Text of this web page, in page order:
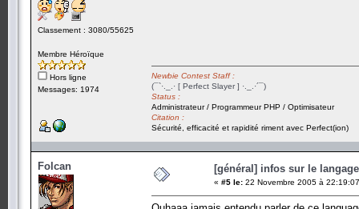
Classement : 3080/55625
Membre Héroïque
Hors ligne
Messages: 1974
Newbie Contest Staff :
(¯`·._.· [ Perfect Slayer ] ·._.·´¯)
Status :
Administrateur / Programmeur PHP / Optimisateur
Citation :
Sécurité, efficacité et rapidité riment avec Perfect(ion)
Folcan [général] infos sur le
« #5 le: 22 Novembre 2005 à